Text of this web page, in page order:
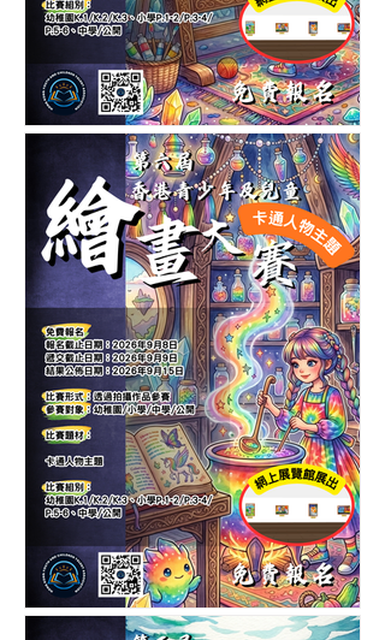
第十一屆香港青少年及兒童
繪畫大賽-自選主題繪畫比賽